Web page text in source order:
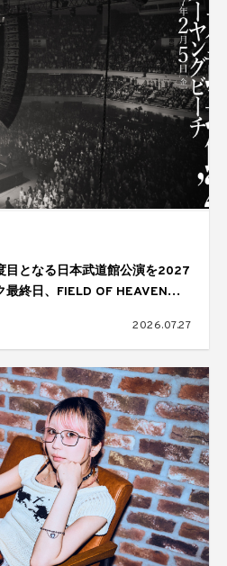
となる日本武道館公演を2027
終日、FIELD OF HEAVENの
2026.07.27